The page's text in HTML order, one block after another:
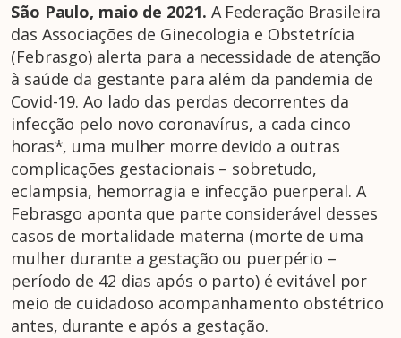
São Paulo, maio de 2021. A Federação Brasileira
das Associações de Ginecologia e Obstetrícia
(Febrasgo) alerta para a necessidade de atenção
à saúde da gestante para além da pandemia de
Covid-19. Ao lado das perdas decorrentes da
infecção pelo novo coronavírus, a cada cinco
horas*, uma mulher morre devido a outras
complicações gestacionais – sobretudo,
eclampsia, hemorragia e infecção puerperal. A
Febrasgo aponta que parte considerável desses
casos de mortalidade materna (morte de uma
mulher durante a gestação ou puerpério –
período de 42 dias após o parto) é evitável por
meio de cuidadoso acompanhamento obstétrico
antes, durante e após a gestação.